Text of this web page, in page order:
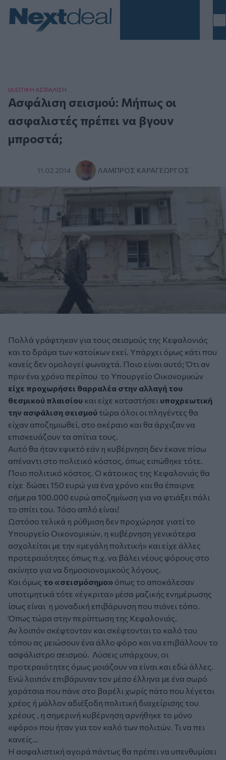
ΙΔΙΩΤΙΚΗ ΑΣΦAΛΙΣΗ
Ασφάλιση σεισμού: Μήπως οι
ασφαλιστές πρέπει να βγουν
μπροστά;
11.02.2014 ΛΆΜΠΡΟΣ ΚΑΡΑΓΕΏΡΓΟΣ
Πολλά γράφτηκαν για τους σεισμούς της Κεφαλονιάς
και το δράμα των κατοίκων εκεί. Υπάρχει όμως κάτι που
κανείς δεν ομολογεί φωναχτά. Ποιο είναι αυτό; Ότι αν
πριν ένα χρόνο περίπου το Υπουργείο Οικονομικών
είχε προχωρήσει θαρραλέα στην αλλαγή του
θεσμικού πλαισίου και είχε καταστήσει υποχρεωτική
την ασφάλιση σεισμούτώρα όλοι οι πληγέντες θα
είχαν αποζημιωθεί, στο ακέραιο και θα άρχιζαν να
επισκευάζουν τα σπίτια τους.
Αυτό θα ήταν εφικτό εάν η κυβέρνηση δεν έκανε πίσω
απέναντι στο πολιτικό κόστος, όπως ειπώθηκε τότε.
Ποιο πολιτικό κόστος. Ο κάτοικος της Κεφαλονιάς θα
είχε δώσει 150 ευρώ για ένα χρόνο και θα έπαιρνε
σήμερα 100.000 ευρώ αποζημίωση για να φτιάξει πάλι
το σπίτι του. Τόσο απλό είναι!
Ωστόσο τελικά η ρύθμιση δεν προχώρησε γιατί το
Υπουργείο Οικονομικών, η κυβέρνηση γενικότερα
ασχολείται με την «μεγάλη πολιτική» και είχε άλλες
προτεραιότητες όπως π.χ. να βάλει νέους φόρους στο
ακίνητο για να δημοσιονομικούς λόγους.
Και όμως το «σεισμόσημο» όπως το αποκάλεσαν
υποτιμητικά τότε «έγκριτα» μέσα μαζικής ενημέρωσης
ίσως είναι η μοναδική επιβάρυνση που πιάνει τόπο.
Όπως τώρα στην περίπτωση της Κεφαλονιάς.
Αν λοιπόν σκέφτονταν και σκέφτονται το καλό του
τόπου ας μειώσουν ένα άλλο φόρο και να επιβάλλουν το
ασφάλιστρο σεισμού. Λύσεις υπάρχουν, οι
προτεραιότητες όμως μοιάζουν να είναι και εδώ άλλες.
Ενώ λοιπόν επιβάρυναν τον μέσο έλληνα με ένα σωρό
χαράτσια που πάνε στο βαρέλι χωρίς πάτο που λέγεται
χρέος ή μάλλον αδιέξοδη πολιτική διαχείρισης του
χρέους , η σημερινή κυβέρνηση αρνήθηκε το μόνο
«φόρο» που ήταν για τον καλό των πολιτών. Τι να πει
κανείς…
Η ασφαλιστική αγορά πάντως θα πρέπει να υπενθυμίσει